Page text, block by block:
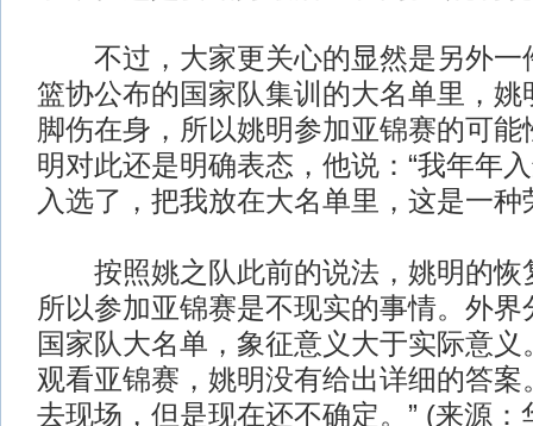
不过，大家更关心的显然是另外一
篮协公布的国家队集训的大名单里，姚
脚伤在身，所以姚明参加亚锦赛的可
明对此还是明确表态，他说：“我年年
入选了，把我放在大名单里，这是一种
按照姚之队此前的说法，姚明的恢
所以参加亚锦赛是不现实的事情。外
国家队大名单，象征意义大于实际意
观看亚锦赛，姚明没有给出详细的答案
去现场，但是现在还不确定。” (来源：